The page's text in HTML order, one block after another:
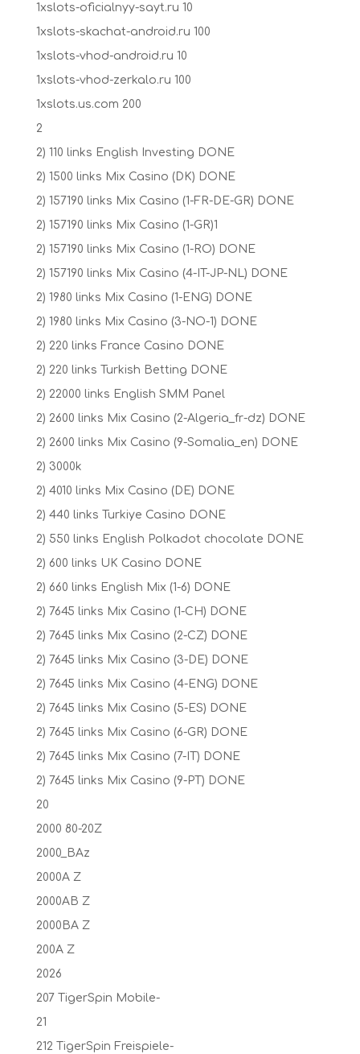
1xslots-oficialnyy-sayt.ru 10
1xslots-skachat-android.ru 100
1xslots-vhod-android.ru 10
1xslots-vhod-zerkalo.ru 100
1xslots.us.com 200
2
2) 110 links English Investing DONE
2) 1500 links Mix Casino (DK) DONE
2) 157190 links Mix Casino (1-FR-DE-GR) DONE
2) 157190 links Mix Casino (1-GR)1
2) 157190 links Mix Casino (1-RO) DONE
2) 157190 links Mix Casino (4-IT-JP-NL) DONE
2) 1980 links Mix Casino (1-ENG) DONE
2) 1980 links Mix Casino (3-NO-1) DONE
2) 220 links France Casino DONE
2) 220 links Turkish Betting DONE
2) 22000 links English SMM Panel
2) 2600 links Mix Casino (2-Algeria_fr-dz) DONE
2) 2600 links Mix Casino (9-Somalia_en) DONE
2) 3000k
2) 4010 links Mix Casino (DE) DONE
2) 440 links Turkiye Casino DONE
2) 550 links English Polkadot chocolate DONE
2) 600 links UK Casino DONE
2) 660 links English Mix (1-6) DONE
2) 7645 links Mix Casino (1-CH) DONE
2) 7645 links Mix Casino (2-CZ) DONE
2) 7645 links Mix Casino (3-DE) DONE
2) 7645 links Mix Casino (4-ENG) DONE
2) 7645 links Mix Casino (5-ES) DONE
2) 7645 links Mix Casino (6-GR) DONE
2) 7645 links Mix Casino (7-IT) DONE
2) 7645 links Mix Casino (9-PT) DONE
20
2000 80-20Z
2000_BAz
2000A Z
2000AB Z
2000BA Z
200A Z
2026
207 TigerSpin Mobile-
21
212 TigerSpin Freispiele-